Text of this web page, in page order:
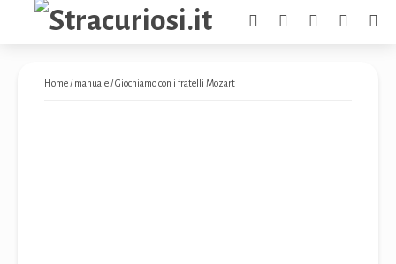
Home/manuale/ Giochiamo con i fratelli Mozart